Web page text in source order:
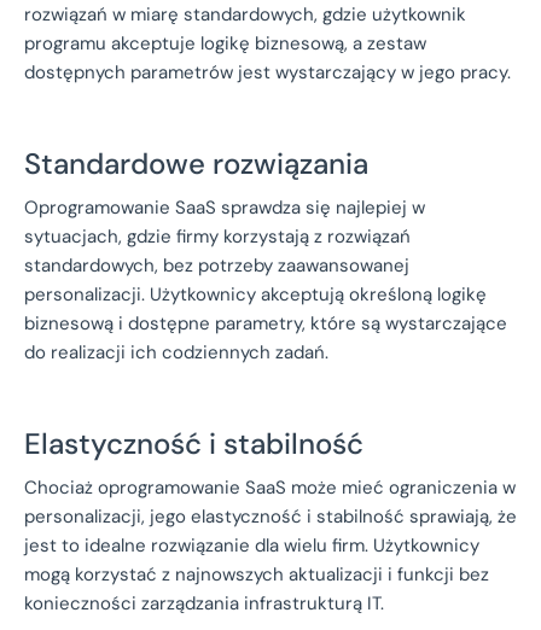
rozwiązań w miarę standardowych, gdzie użytkownik
programu akceptuje logikę biznesową, a zestaw
dostępnych parametrów jest wystarczający w jego pracy.
Standardowe rozwiązania
Oprogramowanie SaaS sprawdza się najlepiej w
sytuacjach, gdzie firmy korzystają z rozwiązań
standardowych, bez potrzeby zaawansowanej
personalizacji. Użytkownicy akceptują określoną logikę
biznesową i dostępne parametry, które są wystarczające
do realizacji ich codziennych zadań.
Elastyczność i stabilność
Chociaż oprogramowanie SaaS może mieć ograniczenia w
personalizacji, jego elastyczność i stabilność sprawiają, że
jest to idealne rozwiązanie dla wielu firm. Użytkownicy
mogą korzystać z najnowszych aktualizacji i funkcji bez
konieczności zarządzania infrastrukturą IT.